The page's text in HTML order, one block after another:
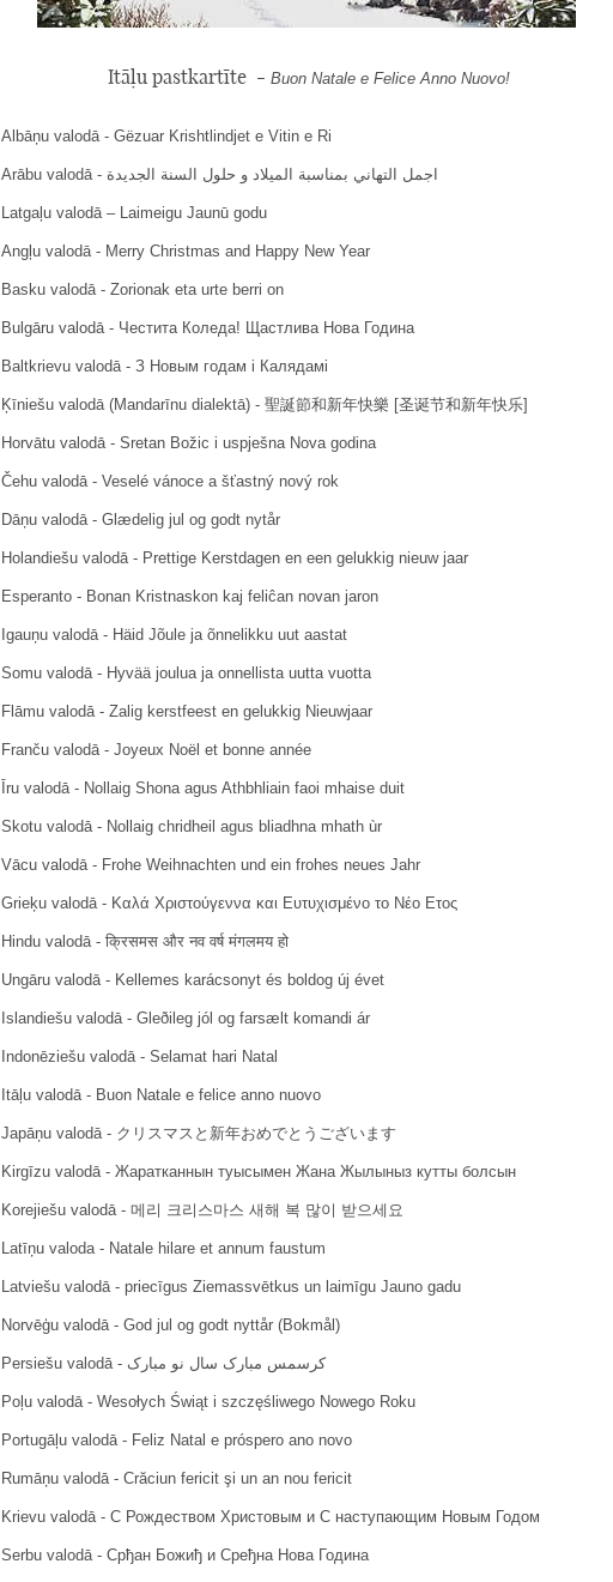
Itāļu pastkartīte - Buon Natale e Felice Anno Nuovo!
Albāņu valodā - Gëzuar Krishtlindjet e Vitin e Ri
Arābu valodā - اجمل التهاني بمناسبة الميلاد و حلول السنة الجديدة
Latgaļu valodā – Laimeigu Jaunū godu
Angļu valodā - Merry Christmas and Happy New Year
Basku valodā - Zorionak eta urte berri on
Bulgāru valodā - Честита Коледа! Щастлива Нова Година
Baltkrievu valodā - З Новым годам i Калядамi
Ķīniešu valodā (Mandarīnu dialektā) - 聖誕節和新年快樂 [圣诞节和新年快乐]
Horvātu valodā - Sretan Božic i uspješna Nova godina
Čehu valodā - Veselé vánoce a šťastný nový rok
Dāņu valodā - Glædelig jul og godt nytår
Holandiešu valodā - Prettige Kerstdagen en een gelukkig nieuw jaar
Esperanto - Bonan Kristnaskon kaj feliĉan novan jaron
Igauņu valodā - Häid Jõule ja õnnelikku uut aastat
Somu valodā - Hyvää joulua ja onnellista uutta vuotta
Flāmu valodā - Zalig kerstfeest en gelukkig Nieuwjaar
Franču valodā - Joyeux Noël et bonne année
Īru valodā - Nollaig Shona agus Athbhliain faoi mhaise duit
Skotu valodā - Nollaig chridheil agus bliadhna mhath ùr
Vācu valodā - Frohe Weihnachten und ein frohes neues Jahr
Grieķu valodā - Καλά Χριστούγεννα και Ευτυχισμένο το Νέο Ετος
Hindu valodā - क्रिसमस और नव वर्ष मंगलमय हो
Ungāru valodā - Kellemes karácsonyt és boldog új évet
Islandiešu valodā - Gleðileg jól og farsælt komandi ár
Indonēziešu valodā - Selamat hari Natal
Itāļu valodā - Buon Natale e felice anno nuovo
Japāņu valodā - クリスマスと新年おめでとうございます
Kirgīzu valodā - Жаратканнын туысымен Жана Жылыныз кутты болсын
Korejiešu valodā - 메리 크리스마스 새해 복 많이 받으세요
Latīņu valoda - Natale hilare et annum faustum
Latviešu valodā - priecīgus Ziemassvētkus un laimīgu Jauno gadu
Norvēģu valodā - God jul og godt nyttår (Bokmål)
Persiešu valodā - كرسمس مبارک سال نو مبارک
Poļu valodā - Wesołych Świąt i szczęśliwego Nowego Roku
Portugāļu valodā - Feliz Natal e próspero ano novo
Rumāņu valodā - Crăciun fericit şi un an nou fericit
Krievu valodā - С Рождеством Христовым и С наступающим Новым Годом
Serbu valodā - Срђан Божиђ и Сређна Нова Година